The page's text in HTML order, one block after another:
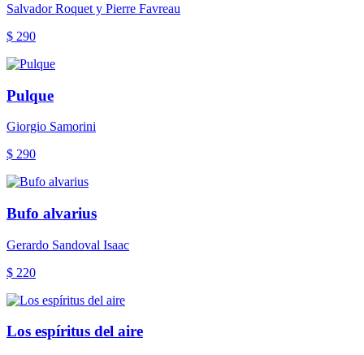
Salvador Roquet y Pierre Favreau
$ 290
Pulque
Giorgio Samorini
$ 290
Bufo alvarius
Gerardo Sandoval Isaac
$ 220
Los espíritus del aire